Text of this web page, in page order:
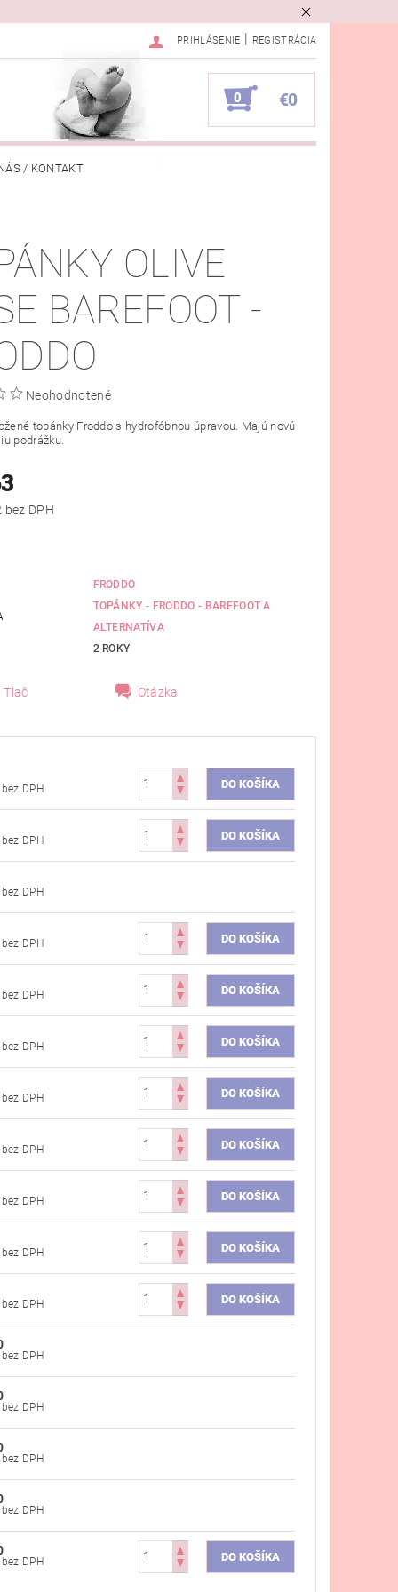
PRIHLÁSENIE REGISTRÁCIA
0 €0
/ KONTAKT
OLIVE
BAREFOOT -
Neohodnotené
topánky Froddo s hydrofóbnou úpravou. Majú novú
podrážku.
od €51,22 bez DPH
FRODDO
TOPÁNKY - FRODDO - BAREFOOT A
ALTERNATÍVA
2 ROKY
Tlač Otázka
€51,22 bez DPH
€51,22 bez DPH
€51,22 bez DPH
€51,22 bez DPH
€51,22 bez DPH
€51,22 bez DPH
€54,47 bez DPH
€54,47 bez DPH
€54,47 bez DPH
€54,47 bez DPH
€54,47 bez DPH
€58,13 bez DPH
€58,13 bez DPH
€58,13 bez DPH
€58,13 bez DPH
€58,13 bez DPH